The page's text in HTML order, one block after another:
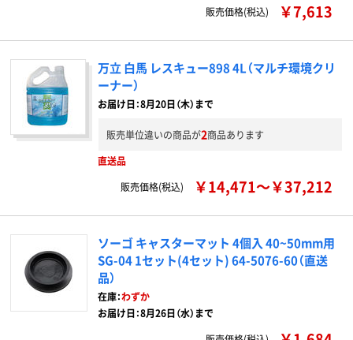
販売価格(税込)
￥7,613
万立 白馬 レスキュー898 4L（マルチ環境クリ
ーナー）
お届け日：8月20日（木）まで
販売単位違いの商品が2商品あります
直送品
販売価格(税込)
￥14,471～￥37,212
ソーゴ キャスターマット 4個入 40~50mm用
SG-04 1セット(4セット) 64-5076-60（直送
品）
在庫：わずか
お届け日：8月26日（水）まで